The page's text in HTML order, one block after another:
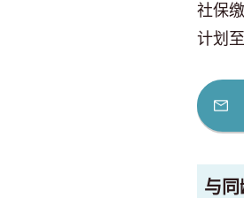
社保
计划
与同